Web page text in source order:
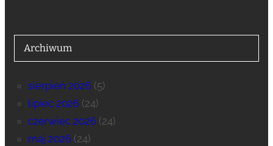
Archiwum
sierpień 2026(5)
lipiec 2026(24)
czerwiec 2026(24)
maj 2026(24)